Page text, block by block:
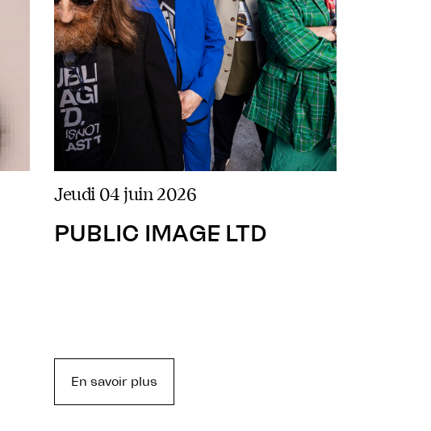
jeudi 04 juin 2026
PUBLIC IMAGE LTD
En savoir plus